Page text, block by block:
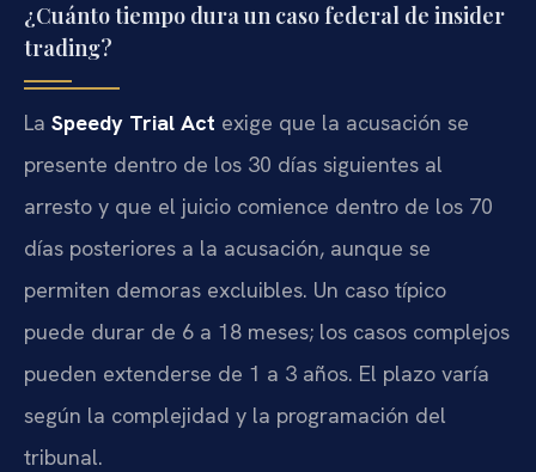
¿Cuánto tiempo dura un caso federal de insider
trading?
La Speedy Trial Act exige que la acusación se
presente dentro de los 30 días siguientes al
arresto y que el juicio comience dentro de los 70
días posteriores a la acusación, aunque se
permiten demoras excluibles. Un caso típico
puede durar de 6 a 18 meses; los casos complejos
pueden extenderse de 1 a 3 años. El plazo varía
según la complejidad y la programación del
tribunal.